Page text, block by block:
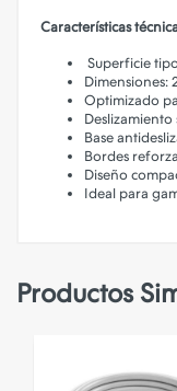
Características
Superficie
Dimensiones:
Optimizado
Base
Bordes
Diseño
Ideal para
Productos